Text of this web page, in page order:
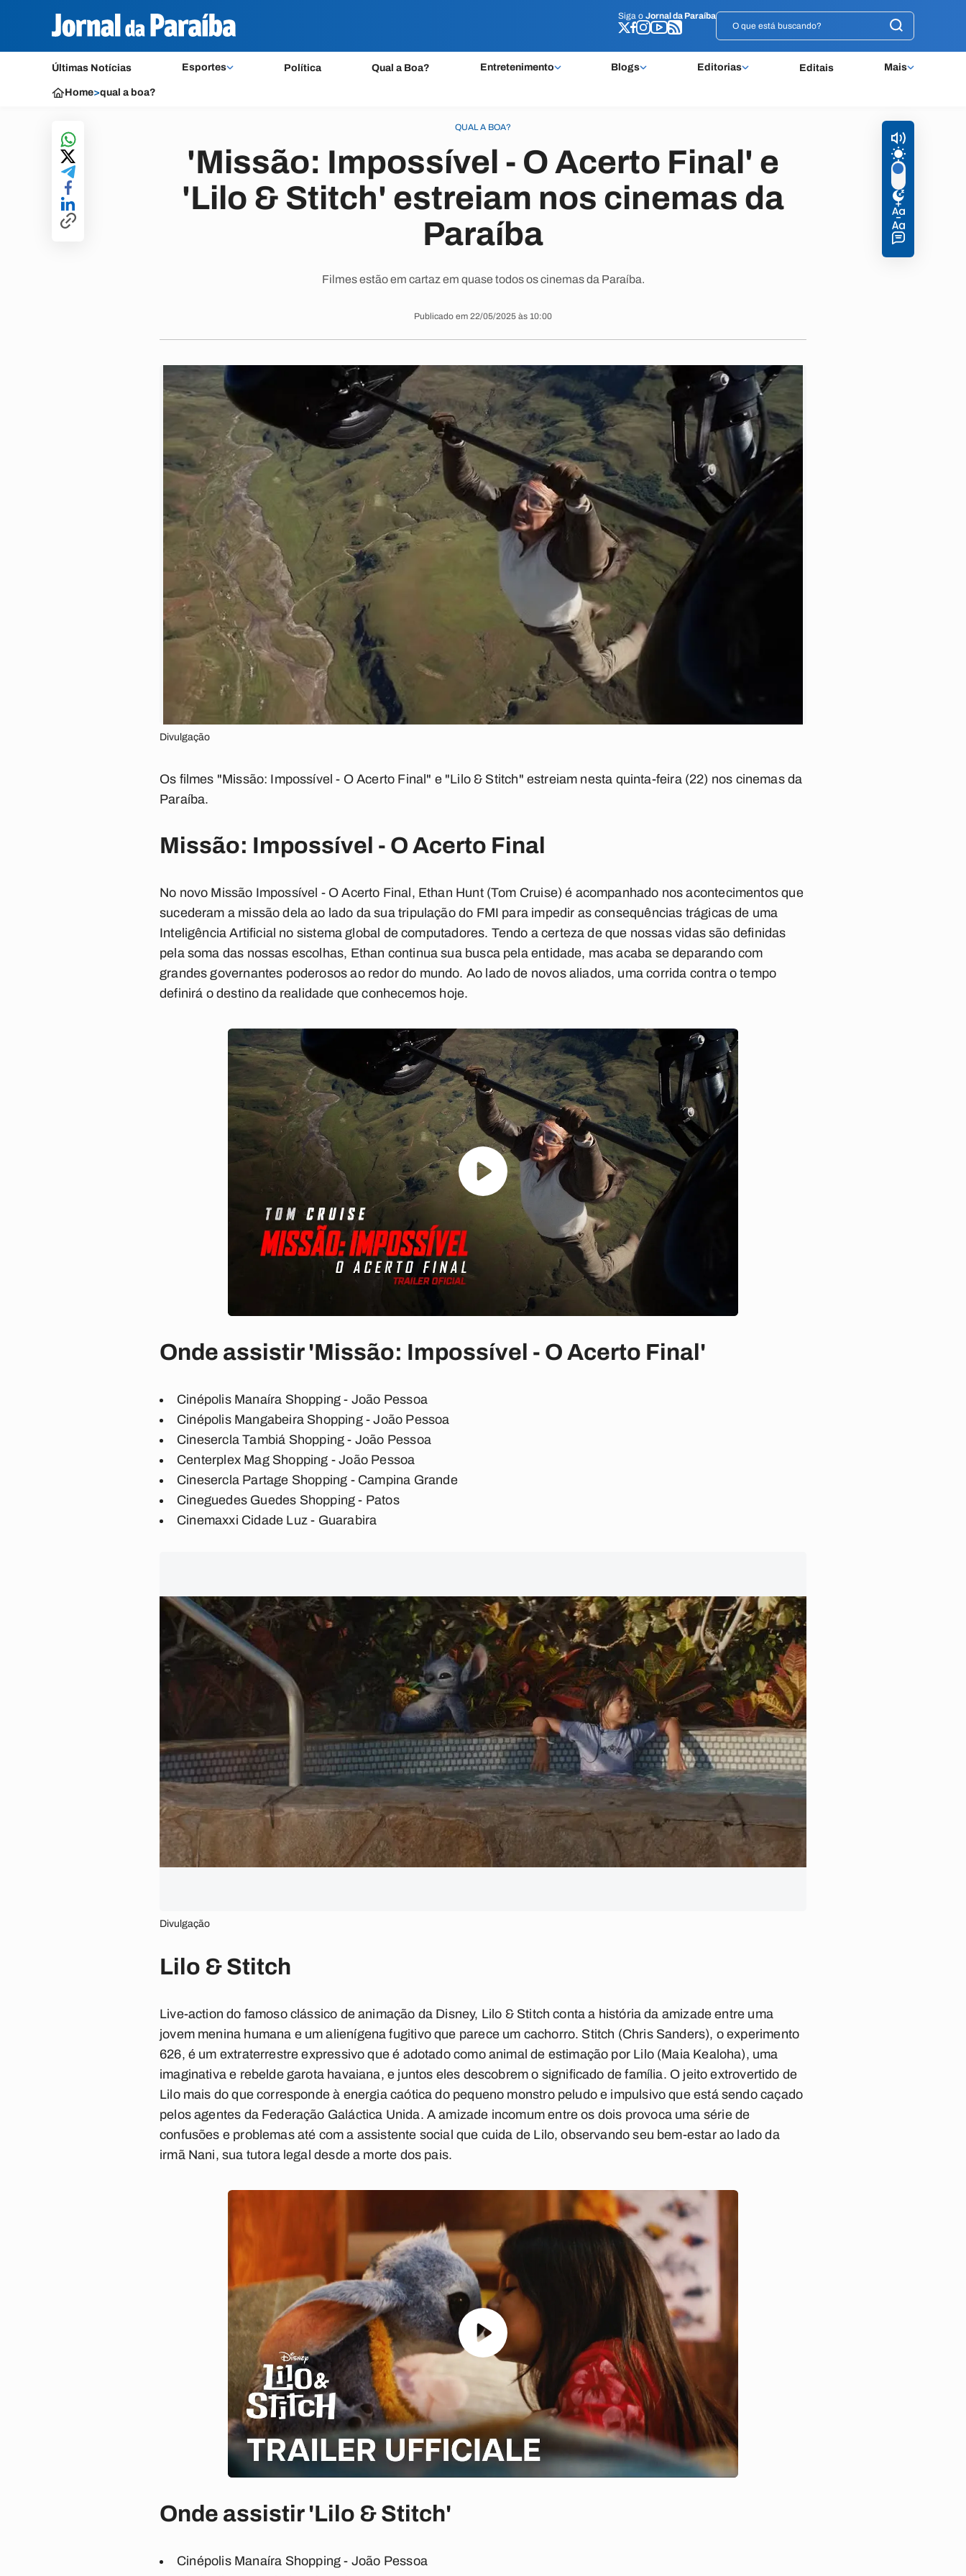
Siga o Jornal da Paraíba
Últimas Notícias Esportes Política Qual a Boa? Entretenimento Blogs Editorias Editais Mais
Siga o Jornal da Paraíba
Home>qual a boa?
QUAL A BOA?
'Missão: Impossível - O Acerto Final' e
'Lilo & Stitch' estreiam nos cinemas da
Paraíba
Filmes estão em cartaz em quase todos os cinemas da Paraíba.
Publicado em 22/05/2025 às 10:00
Divulgação
Os filmes "Missão: Impossível - O Acerto Final" e "Lilo & Stitch" estreiam nesta quinta-feira (22) nos cinemas da
Paraíba.
Missão: Impossível - O Acerto Final
No novo Missão Impossível - O Acerto Final, Ethan Hunt (Tom Cruise) é acompanhado nos acontecimentos que
sucederam a missão dela ao lado da sua tripulação do FMI para impedir as consequências trágicas de uma
Inteligência Artificial no sistema global de computadores. Tendo a certeza de que nossas vidas são definidas
pela soma das nossas escolhas, Ethan continua sua busca pela entidade, mas acaba se deparando com
grandes governantes poderosos ao redor do mundo. Ao lado de novos aliados, uma corrida contra o tempo
definirá o destino da realidade que conhecemos hoje.
Onde assistir 'Missão: Impossível - O Acerto Final'
Cinépolis Manaíra Shopping - João Pessoa
Cinépolis Mangabeira Shopping - João Pessoa
Cinesercla Tambiá Shopping - João Pessoa
Centerplex Mag Shopping - João Pessoa
Cinesercla Partage Shopping - Campina Grande
Cineguedes Guedes Shopping - Patos
Cinemaxxi Cidade Luz - Guarabira
Divulgação
Lilo & Stitch
Live-action do famoso clássico de animação da Disney, Lilo & Stitch conta a história da amizade entre uma
jovem menina humana e um alienígena fugitivo que parece um cachorro. Stitch (Chris Sanders), o experimento
626, é um extraterrestre expressivo que é adotado como animal de estimação por Lilo (Maia Kealoha), uma
imaginativa e rebelde garota havaiana, e juntos eles descobrem o significado de família. O jeito extrovertido de
Lilo mais do que corresponde à energia caótica do pequeno monstro peludo e impulsivo que está sendo caçado
pelos agentes da Federação Galáctica Unida. A amizade incomum entre os dois provoca uma série de
confusões e problemas até com a assistente social que cuida de Lilo, observando seu bem-estar ao lado da
irmã Nani, sua tutora legal desde a morte dos pais.
Onde assistir 'Lilo & Stitch'
Cinépolis Manaíra Shopping - João Pessoa